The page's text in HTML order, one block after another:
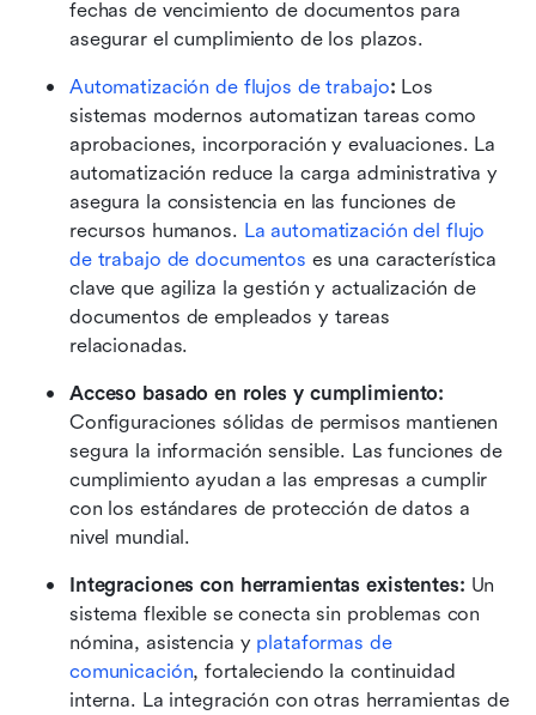
fechas de vencimiento de documentos para
asegurar el cumplimiento de los plazos.
Automatización de flujos de trabajo: Los
sistemas modernos automatizan tareas como
aprobaciones, incorporación y evaluaciones. La
automatización reduce la carga administrativa y
asegura la consistencia en las funciones de
recursos humanos. La automatización del flujo
de trabajo de documentos es una característica
clave que agiliza la gestión y actualización de
documentos de empleados y tareas
relacionadas.
Configuraciones sólidas de permisos mantienen
segura la información sensible. Las funciones de
cumplimiento ayudan a las empresas a cumplir
con los estándares de protección de datos a
nivel mundial.
Integraciones con herramientas existentes: Un
sistema flexible se conecta sin problemas con
nómina, asistencia y plataformas de
comunicación, fortaleciendo la continuidad
interna. La integración con otras herramientas de